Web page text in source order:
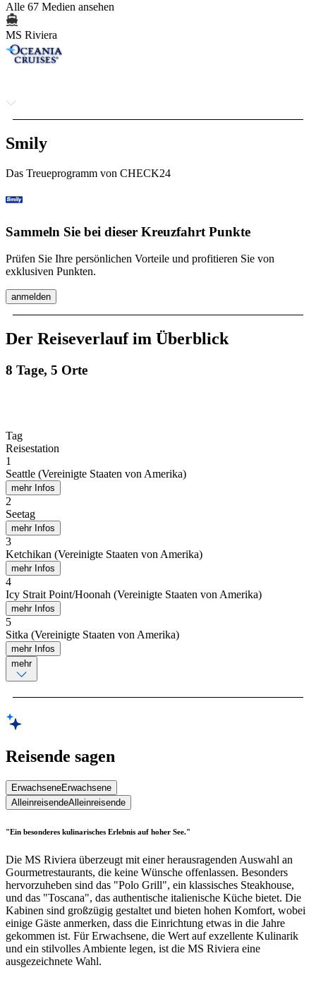
Alle 67 Medien ansehen
MS Riviera
Smily
Das Treueprogramm von CHECK24
Sammeln Sie bei dieser Kreuzfahrt Punkte
Prüfen Sie Ihre persönlichen Vorteile und profitieren Sie von
exklusiven Punkten.
anmelden
Der Reiseverlauf im Überblick
8 Tage, 5 Orte
Tag
Reisestation
1
Seattle (Vereinigte Staaten von Amerika)
mehr Infos
2
Seetag
mehr Infos
3
Ketchikan (Vereinigte Staaten von Amerika)
mehr Infos
4
Icy Strait Point/Hoonah (Vereinigte Staaten von Amerika)
mehr Infos
5
Sitka (Vereinigte Staaten von Amerika)
mehr Infos
mehr
Reisende sagen
ErwachseneErwachsene
AlleinreisendeAlleinreisende
"Ein besonderes kulinarisches Erlebnis auf hoher See."
Die MS Riviera überzeugt mit einer herausragenden Auswahl an
Gourmetrestaurants, die keine Wünsche offenlassen. Besonders
hervorzuheben sind das "Polo Grill", ein klassisches Steakhouse,
und das "Toscana", das authentische italienische Küche bietet. Die
Kabinen sind großzügig gestaltet und bieten hohen Komfort, wobei
einige Gäste anmerken, dass die Einrichtung etwas in die Jahre
gekommen ist. Für Erwachsene, die Wert auf exzellente Kulinarik
und ein stilvolles Ambiente legen, ist die MS Riviera eine
ausgezeichnete Wahl.